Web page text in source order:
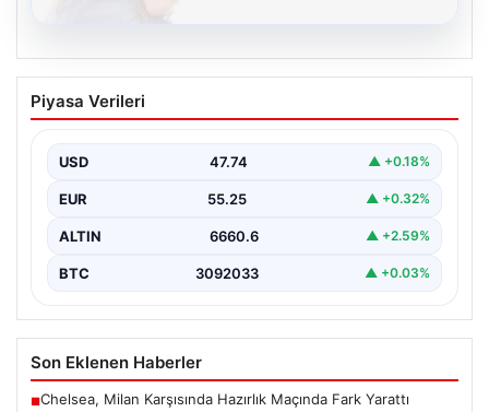
Kelebek chat adresi İle Sanal İletişimin
Seviyeli Adresi Ve Sohbet Deneyimi
kurması kritik bir değer barındırmaktadır. Güncel
olarak…
Piyasa Verileri
USD 47.74 ▲ +0.18%
EUR 55.25 ▲ +0.32%
ALTIN 6660.6 ▲ +2.59%
BTC 3092033 ▲ +0.03%
Son Eklenen Haberler
■Chelsea, Milan Karşısında Hazırlık Maçında Fark Yarattı